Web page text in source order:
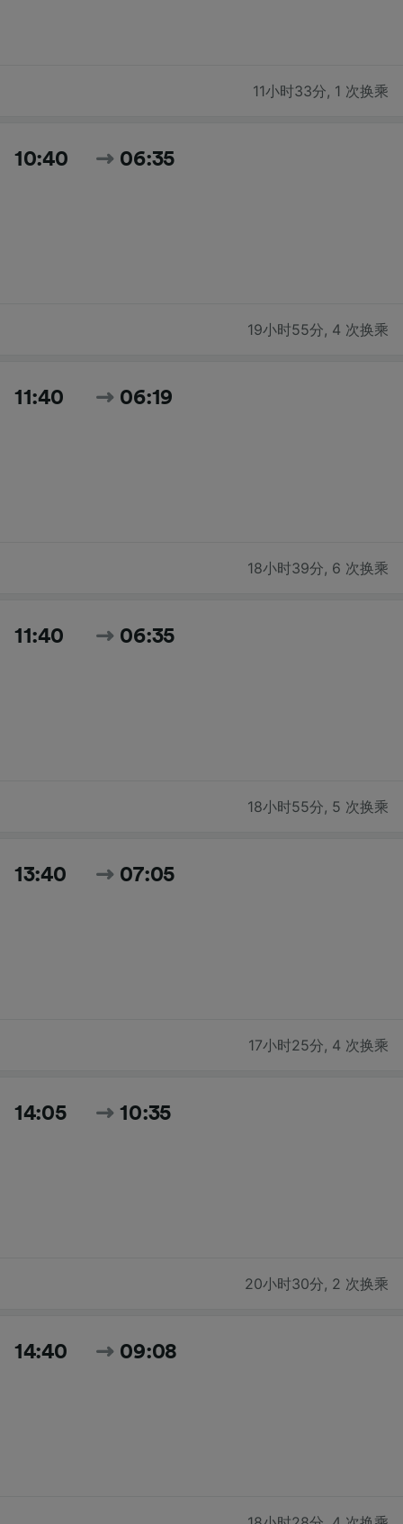
11小时33分, 1 次换乘
10:40 06:35
19小时55分, 4 次换乘
11:40 06:19
18小时39分, 6 次换乘
11:40 06:35
18小时55分, 5 次换乘
13:40 07:05
17小时25分, 4 次换乘
14:05 10:35
20小时30分, 2 次换乘
14:40 09:08